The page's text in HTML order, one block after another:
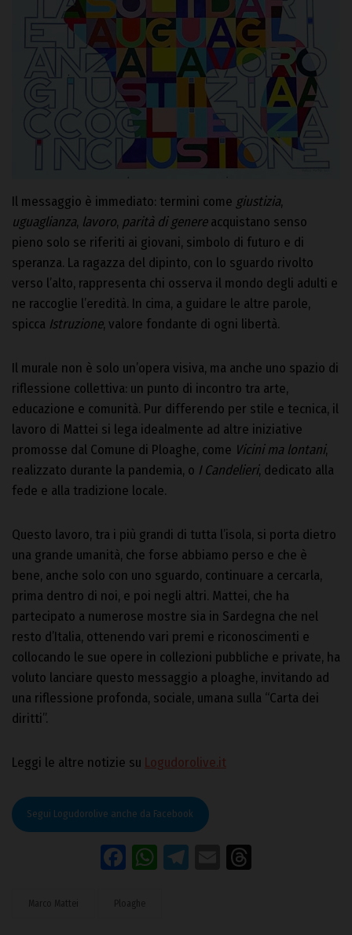
Il messaggio è immediato: termini come giustizia,
uguaglianza, lavoro, parità di genereacquistano senso
pieno solo se riferiti ai giovani, simbolo di futuro e di
speranza. La ragazza del dipinto, con lo sguardo rivolto
verso l’alto, rappresenta chi osserva il mondo degli adulti e
ne raccoglie l’eredità. In cima, a guidare le altre parole,
spicca Istruzione, valore fondante di ogni libertà.
Il murale non è solo un’opera visiva, ma anche uno spazio di
riflessione collettiva: un punto di incontro tra arte,
educazione e comunità. Pur differendo per stile e tecnica, il
lavoro di Mattei si lega idealmente ad altre iniziative
promosse dal Comune di Ploaghe, come Vicini ma lontani,
realizzato durante la pandemia, o I Candelieri, dedicato alla
fede e alla tradizione locale.
Questo lavoro, tra i più grandi di tutta l’isola, si porta dietro
una grande umanità, che forse abbiamo perso e che è
bene, anche solo con uno sguardo, continuare a cercarla,
prima dentro di noi, e poi negli altri. Mattei, che ha
partecipato a numerose mostre sia in Sardegna che nel
resto d’Italia, ottenendo vari premi e riconoscimenti e
collocando le sue opere in collezioni pubbliche e private, ha
voluto lanciare questo messaggio a ploaghe, invitando ad
una riflessione profonda, sociale, umana sulla “Carta dei
diritti”.
Leggi le altre notizie su Logudorolive.it
Segui Logudorolive anche da Facebook
Facebook
WhatsApp
Telegram
Email
Marco Mattei Ploaghe